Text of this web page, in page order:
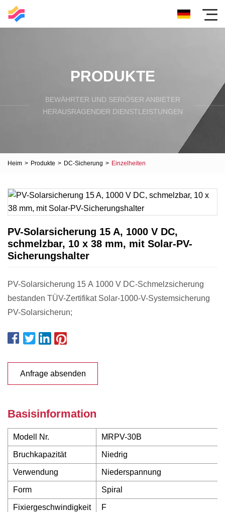
PRODUKTE
BEWÄHRTER UND SERIÖSER ANBIETER
HERAUSRAGENDER DIENSTLEISTUNGEN
Heim > Produkte > DC-Sicherung > Einzelheiten
PV-Solarsicherung 15 A, 1000 V DC,
schmelzbar, 10 x 38 mm, mit Solar-PV-
Sicherungshalter
PV-Solarsicherung 15 A 1000 V DC-Schmelzsicherung
bestanden TÜV-Zertifikat Solar-1000-V-Systemsicherung
PV-Solarsicherun;
Anfrage absenden
Basisinformation
Modell Nr. MRPV-30B
Bruchkapazität Niedrig
Verwendung Niederspannung
Form Spiral
Fixiergeschwindigkeit F